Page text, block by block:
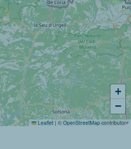
+
−
Leaflet | © OpenStreetMap contributors